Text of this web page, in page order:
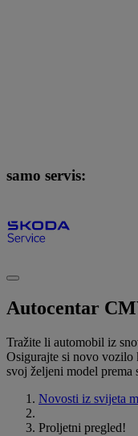
samo servis:
Autocentar
Tražite li automobil iz
Osigurajte si novo
svoj željeni model prema
Novosti iz svijeta
Proljetni pregled!